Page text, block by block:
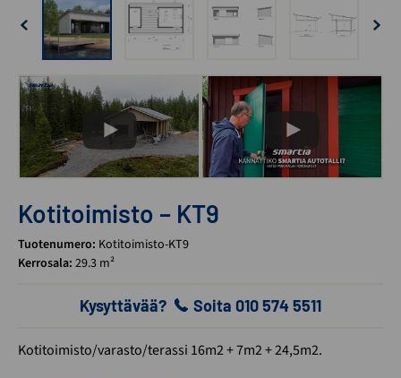
Kotitoimisto – KT9
Tuotenumero: Kotitoimisto-KT9
Kerrosala: 29.3 m²
Kysyttävää? Soita 010 574 5511
Kotitoimisto/varasto/terassi 16m2 + 7m2 + 24,5m2.